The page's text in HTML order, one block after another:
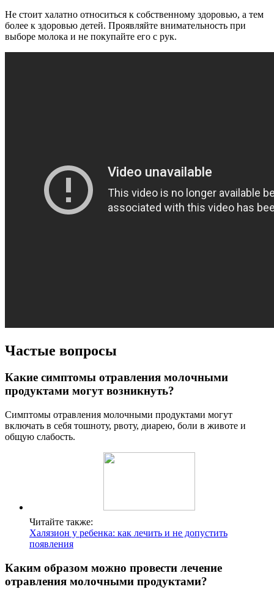
Не стоит халатно относиться к собственному здоровью, а тем
более к здоровью детей. Проявляйте внимательность при
выборе молока и не покупайте его с рук.
Частые вопросы
Какие симптомы отравления молочными
продуктами могут возникнуть?
Симптомы отравления молочными продуктами могут
включать в себя тошноту, рвоту, диарею, боли в животе и
общую слабость.
Читайте также:
Халязион у ребенка: как лечить и не допустить
появления
Каким образом можно провести лечение
отравления молочными продуктами?